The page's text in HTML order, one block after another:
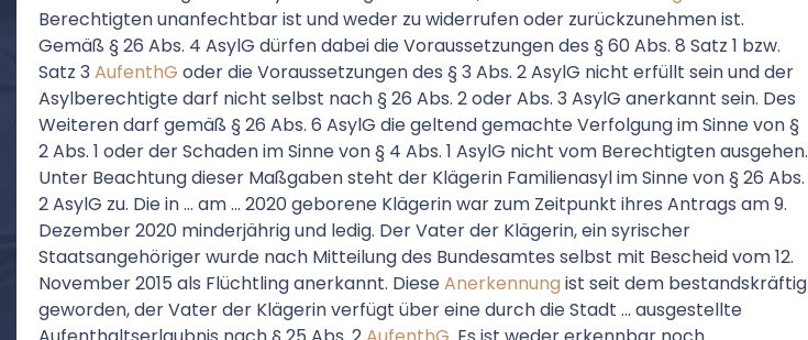
Berechtigten unanfechtbar ist und weder zu widerrufen oder zurückzunehmen ist.
Gemäß § 26 Abs. 4 AsylG dürfen dabei die Voraussetzungen des § 60 Abs. 8 Satz 1 bzw.
Satz 3 AufenthG oder die Voraussetzungen des § 3 Abs. 2 AsylG nicht erfüllt sein und der
Asylberechtigte darf nicht selbst nach § 26 Abs. 2 oder Abs. 3 AsylG anerkannt sein. Des
Weiteren darf gemäß § 26 Abs. 6 AsylG die geltend gemachte Verfolgung im Sinne von §
2 Abs. 1 oder der Schaden im Sinne von § 4 Abs. 1 AsylG nicht vom Berechtigten ausgehen.
Unter Beachtung dieser Maßgaben steht der Klägerin Familienasyl im Sinne von § 26 Abs.
2 AsylG zu. Die in … am … 2020 geborene Klägerin war zum Zeitpunkt ihres Antrags am 9.
Dezember 2020 minderjährig und ledig. Der Vater der Klägerin, ein syrischer
Staatsangehöriger wurde nach Mitteilung des Bundesamtes selbst mit Bescheid vom 12.
November 2015 als Flüchtling anerkannt. DieseAnerkennung ist seit dem bestandskräftig
geworden, der Vater der Klägerin verfügt über eine durch die Stadt … ausgestellte